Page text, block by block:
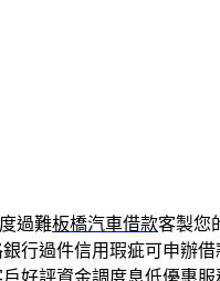
過難板橋汽車借款客製您
行過件信用瑕疵可申辦借
戶好評資金調度息低優惠